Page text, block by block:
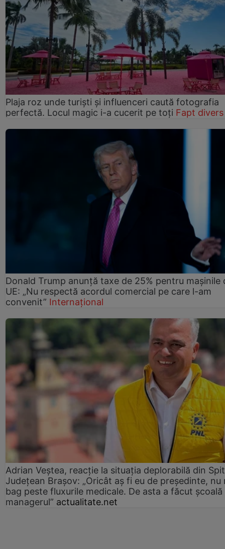
Plaja roz unde turiști și influenceri caută fotografia
perfectă. Locul magic i-a cucerit pe toți Fapt divers
Donald Trump anunță taxe de 25% pentru mașinile
UE: „Nu respectă acordul comercial pe care l-am
convenit” Internațional
Adrian Veștea, reacție la situația deplorabilă din
Județean Brașov: „Oricât aș fi eu de președinte, nu
bag peste fluxurile medicale. De asta a făcut școală
managerul” actualitate.net